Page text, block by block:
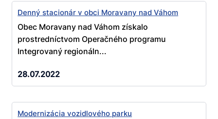
Denný stacionár v obci Moravany nad Váhom
Obec Moravany nad Váhom získalo
prostredníctvom Operačného programu
Integrovaný regionáln...
28.07.2022
Modernizácia vozidlového parku